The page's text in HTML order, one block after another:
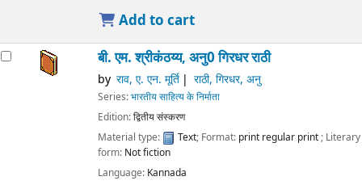
Add to cart
बी. एम. श्रीकंठय्य, अनु0 गिरधर राठी
by राव, ए. एन. मूर्ति राठी, गिरधर, अनु
Series:भारतीय साहित्य के निर्माता
Edition:द्वितीय संस्करण
Material type:
Text; Format: print regular print; Literary
form: Not fiction
Language: Kannada